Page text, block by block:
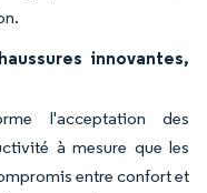
innovantes,
l'acceptation des
à mesure que les
entre confort et